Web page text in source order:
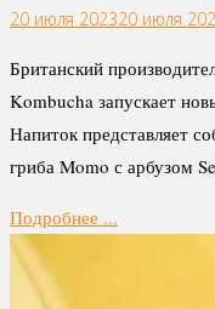
20 июля 202320 июля
Британский
Kombucha запускает
Напиток представляет
гриба Momo с арбузом
Подробнее ...